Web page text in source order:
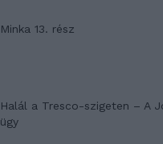
Minka 13. rész
Halál a Tresco-szigeten – A
ügy